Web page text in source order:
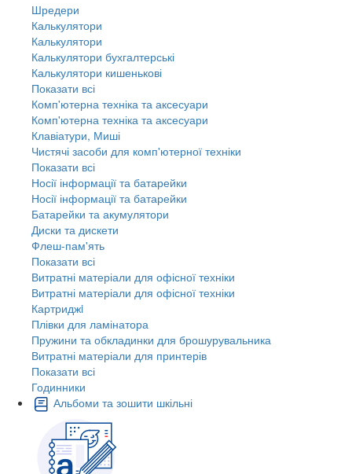
Шредери
Калькулятори
Калькулятори
Калькулятори бухгалтерські
Калькулятори кишенькові
Показати всі
Комп'ютерна техніка та аксесуари
Комп'ютерна техніка та аксесуари
Клавіатури, Миші
Чистячі засоби для комп'ютерної техніки
Показати всі
Носії інформації та батарейки
Носії інформації та батарейки
Батарейки та акумулятори
Диски та дискети
Флеш-пам'ять
Показати всі
Витратні матеріали для офісної техніки
Витратні матеріали для офісної техніки
Картриджi
Плівки для ламінатора
Пружини та обкладинки для брошурувальника
Витратні матеріали для принтерів
Показати всі
Годинники
Альбоми та зошити шкільні